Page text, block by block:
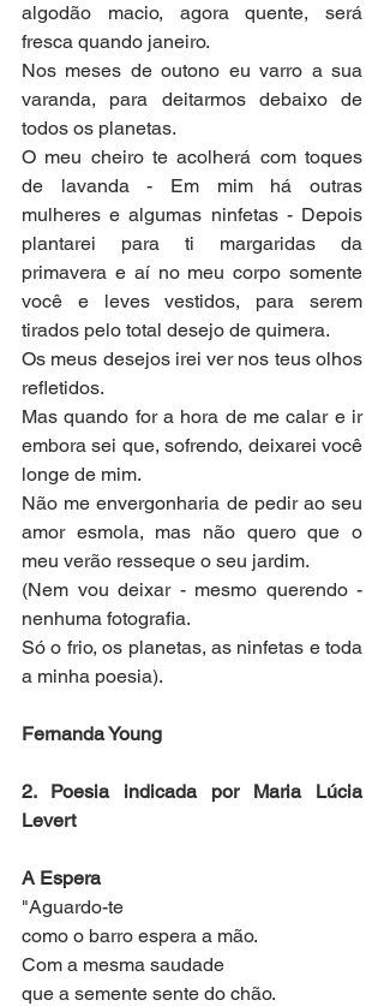
algodão macio, agora quente, será
fresca quando janeiro.
Nos meses de outono eu varro a sua
varanda, para deitarmos debaixo de
todos os planetas.
O meu cheiro te acolherá com toques
de lavanda - Em mim há outras
mulheres e algumas ninfetas - Depois
plantarei para ti margaridas da
primavera e aí no meu corpo somente
você e leves vestidos, para serem
tirados pelo total desejo de quimera.
Os meus desejos irei ver nos teus olhos
refletidos.
Mas quando for a hora de me calar e ir
embora sei que, sofrendo, deixarei você
longe de mim.
Não me envergonharia de pedir ao seu
amor esmola, mas não quero que o
meu verão resseque o seu jardim.
(Nem vou deixar - mesmo querendo -
nenhuma fotografia.
Só o frio, os planetas, as ninfetas e toda
a minha poesia).
Fernanda Young
2. Poesia indicada por Maria Lúcia
Levert
A Espera
"Aguardo-te
como o barro espera a mão.
Com a mesma saudade
que a semente sente do chão.